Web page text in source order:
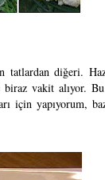
tatlardan diğeri.
vakit alıyor. Bu
için yapıyorum,